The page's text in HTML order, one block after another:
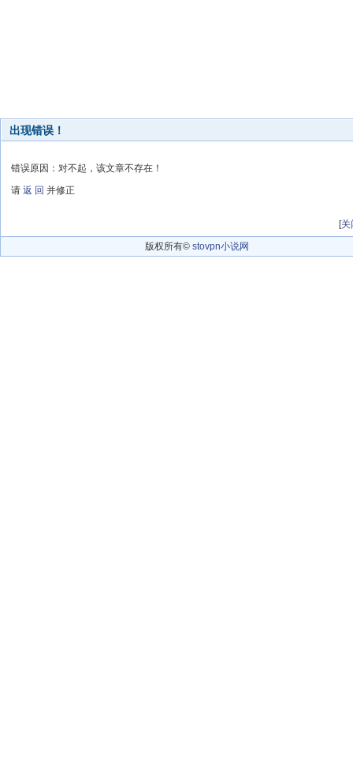
出现错误！
错误原因：对不起，该文章不存在！
请 返 回 并修正
[关
版权所有© stovpn小说网